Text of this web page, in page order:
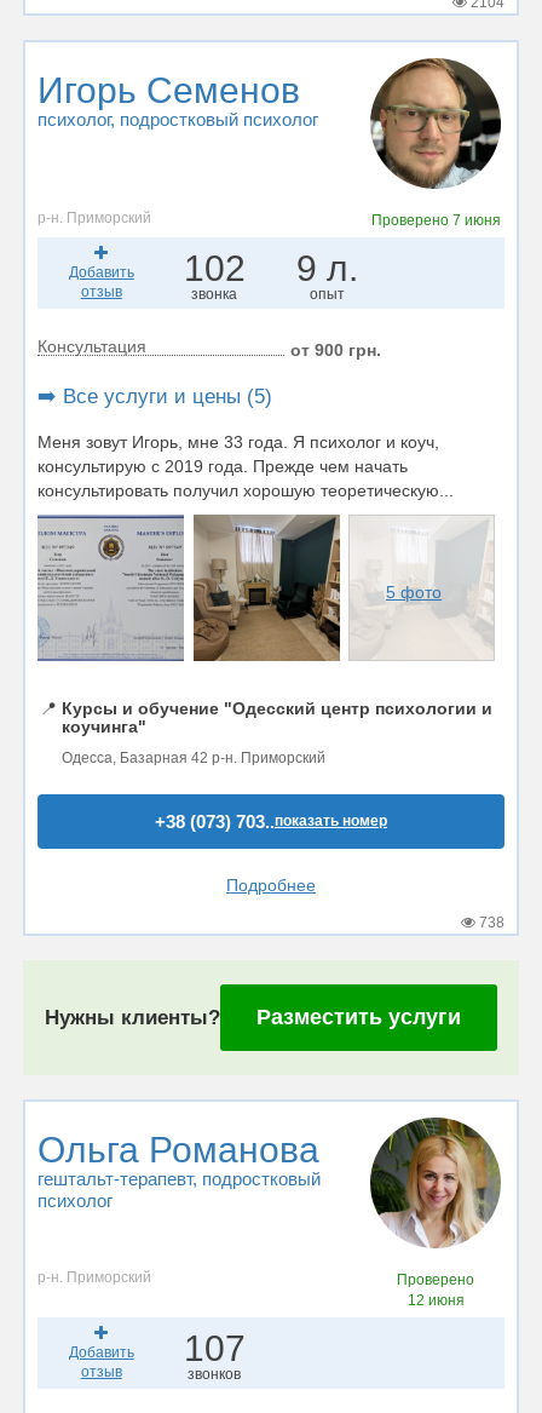
Игорь Семенов
психолог, подростковый психолог
р-н. Приморский Проверено 7 июня
Добавить
отзыв
102
звонка
9 л.
опыт
Консультация от 900 грн.
➡️ Все услуги и цены (5)
Меня зовут Игорь, мне 33 года. Я психолог и коуч,
консультирую с 2019 года. Прежде чем начать
консультировать получил хорошую теоретическую...
5 фото
📍 Курсы и обучение "Одесский центр психологии и
коучинга"
Одесса, Базарная 42 р-н. Приморский
+38 (073) 703..показать номер
Подробнее
738
Нужны клиенты? Разместить услуги
Ольга Романова
гештальт-терапевт, подростковый
психолог
р-н. Приморский
Проверено
12 июня
Добавить
отзыв
107
звонков